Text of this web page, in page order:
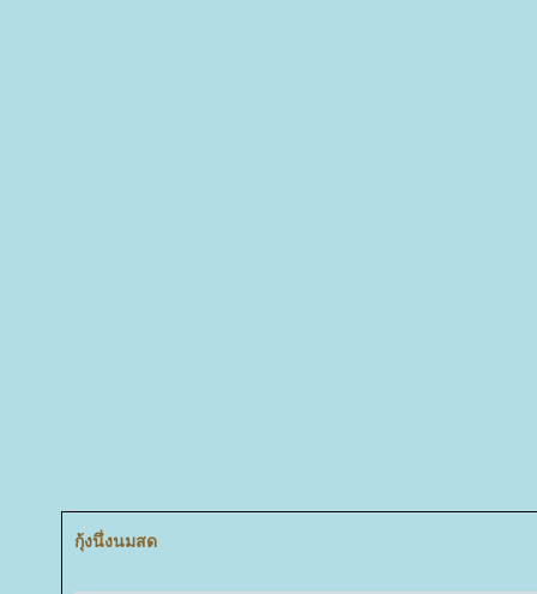
กุ้งนึ่งนมสด